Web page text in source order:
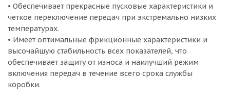
• Обеспечивает прекрасные пусковые характеристики и
четкое переключение передач при экстремально низких
температурах.
• Имеет оптимальные фрикционные характеристики и
высочайшую стабильность всех показателей, что
обеспечивает защиту от износа и наилучший режим
включения передач в течение всего срока службы
коробки.